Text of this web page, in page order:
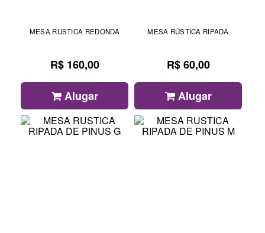
MESA RUSTICA REDONDA
R$ 160,00
Alugar
MESA RÚSTICA RIPADA
R$ 60,00
Alugar